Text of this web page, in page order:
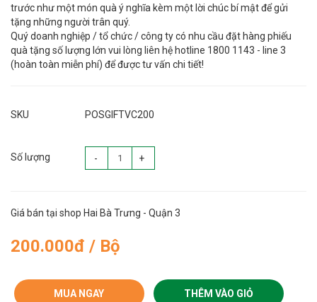
trước như một món quà ý nghĩa kèm một lời chúc bí mật để gửi
tặng những người trân quý.
Quý doanh nghiệp / tổ chức / công ty có nhu cầu đặt hàng phiếu
quà tặng số lượng lớn vui lòng liên hệ hotline 1800 1143 - line 3
(hoàn toàn miễn phí) để được tư vấn chi tiết!
SKU POSGIFTVC200
Số lượng - +
Giá bán tại shop Hai Bà Trưng - Quận 3
200.000đ / Bộ
MUA NGAY THÊM VÀO GIỎ